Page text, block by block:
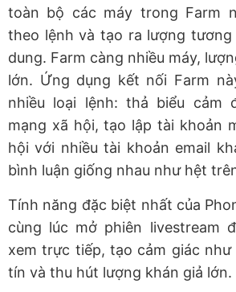
toàn bộ các máy trong Farm
theo lệnh và tạo ra lượng
dung. Farm càng nhiều máy,
lớn. Ứng dụng kết nối Farm
nhiều loại lệnh: thả biểu cảm
mạng xã hội, tạo lập tài khoản
hội với nhiều tài khoản email
bình luận giống nhau như hệt
Tính năng đặc biệt nhất của
cùng lúc mở phiên livestream
xem trực tiếp, tạo cảm giác như
tín và thu hút lượng khán giả lớn.